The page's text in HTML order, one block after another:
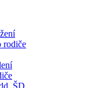
rodiče
ŠD